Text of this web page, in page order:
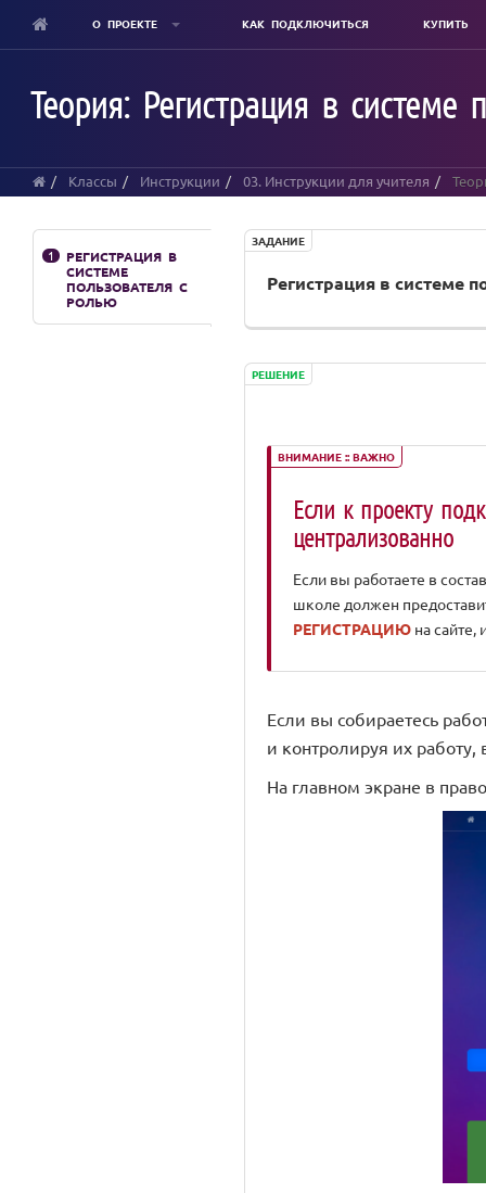
content
О ПРОЕКТЕ КАК ПОДКЛЮЧИТЬСЯ КУПИТЬ
Теория: Регистрация в системе
Классы Инструкции 03. Инструкции для учителя
1
РЕГИСТРАЦИЯ В
СИСТЕМЕ
ПОЛЬЗОВАТЕЛЯ С
РОЛЬЮ
ЗАДАНИЕ
Регистрация в системе
РЕШЕНИЕ
ВНИМАНИЕ :: ВАЖНО
Если к проекту
централизованно
Если вы работаете в
школе должен
РЕГИСТРАЦИЮ на сайте,
Если вы собираетесь
и контролируя их
На главном экране в